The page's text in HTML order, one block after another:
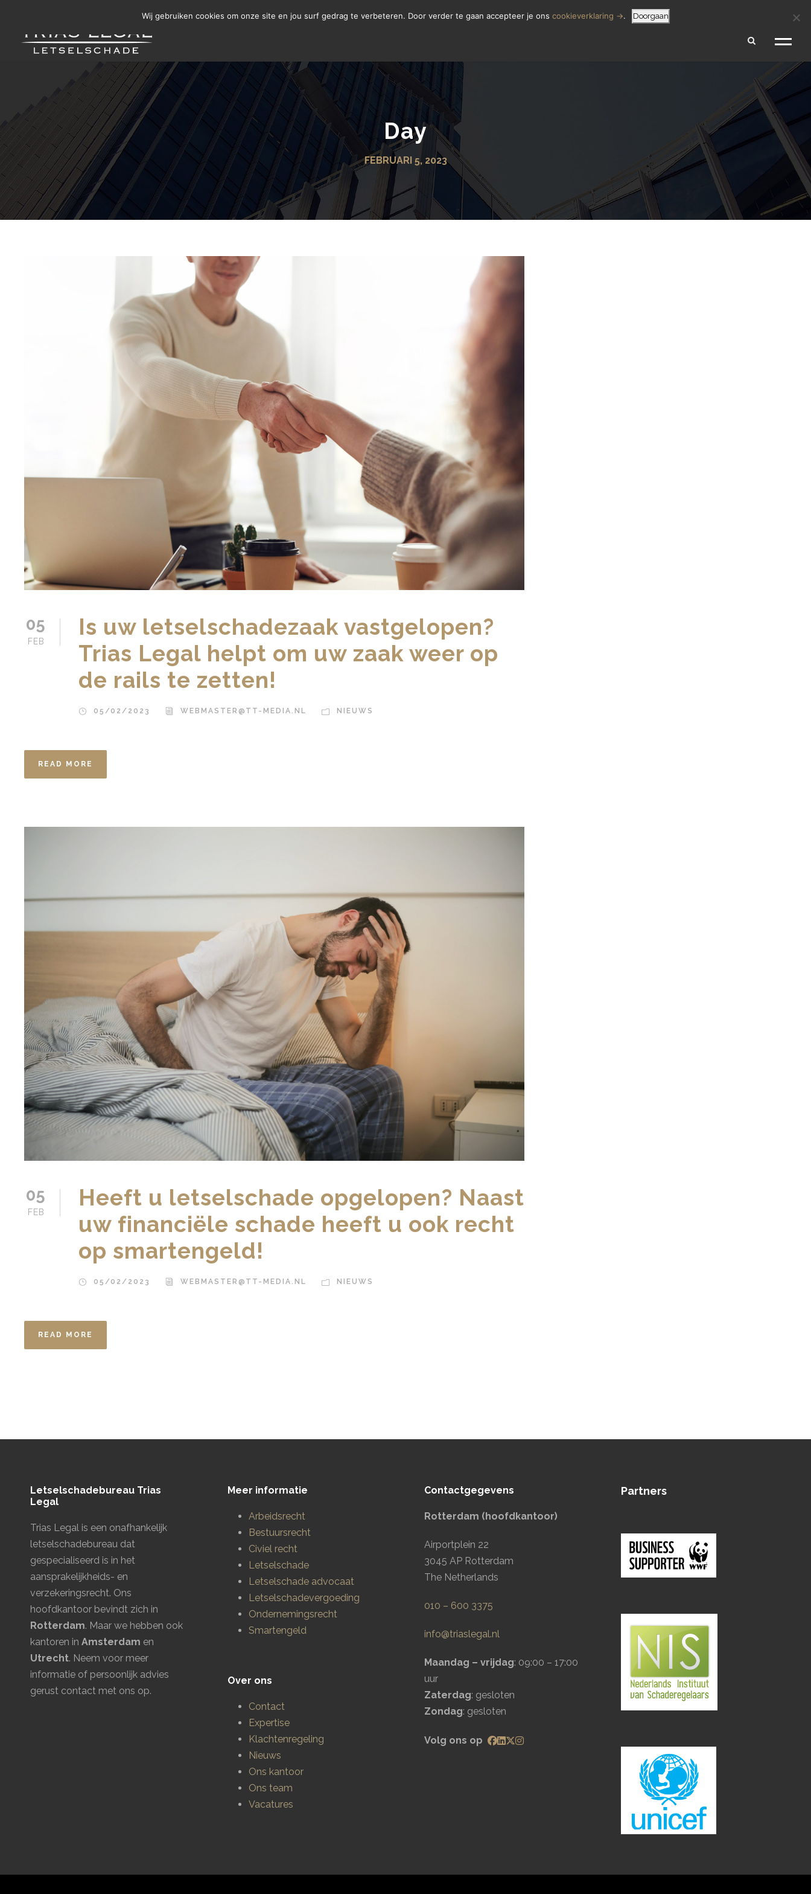
06 14 200 440 SCHADEVERGOEDING BEREKENEN
LETSELSCHADE MELDEN
Day
FEBRUARI 5, 2023
05
FEB
Is uw letselschadezaak vastgelopen?
Trias Legal helpt om uw zaak weer op
de rails te zetten!
05/02/2023 WEBMASTER@TT-MEDIA.NL NIEUWS
READ MORE
05
FEB
Heeft u letselschade opgelopen? Naast
uw financiële schade heeft u ook recht
op smartengeld!
05/02/2023 WEBMASTER@TT-MEDIA.NL NIEUWS
READ MORE
Letselschadebureau Trias
Legal
Trias Legal is een onafhankelijk
letselschadebureau dat
gespecialiseerd is in het
aansprakelijkheids- en
verzekeringsrecht. Ons
hoofdkantoor bevindt zich in
Rotterdam. Maar we hebben ook
kantoren in Amsterdam en
Utrecht. Neem voor meer
informatie of persoonlijk advies
gerust contact met ons op.
Meer informatie
Arbeidsrecht
Bestuursrecht
Civiel recht
Letselschade
Letselschade advocaat
Letselschadevergoeding
Ondernemingsrecht
Smartengeld
Over ons
Contact
Expertise
Klachtenregeling
Nieuws
Ons kantoor
Ons team
Vacatures
Contactgegevens
Rotterdam (hoofdkantoor)
Airportplein 22
3045 AP Rotterdam
The Netherlands
010 – 600 3375
info@triaslegal.nl
Maandag – vrijdag: 09:00 – 17:00
uur
Zaterdag: gesloten
Zondag: gesloten
Volg ons op
Partners
Wij gebruiken cookies om onze site en jou surf gedrag te verbeteren. Door verder te gaan accepteer je ons cookieverklaring →. Doorgaan